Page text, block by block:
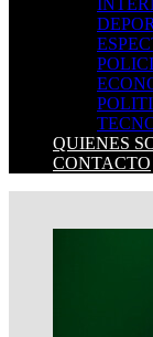
QUIENES
CONTACTO